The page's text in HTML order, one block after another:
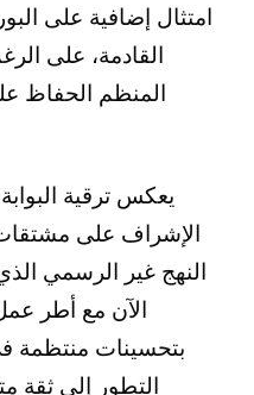
امتثال إضافية على
القادمة، على
المنظم الحفاظ
يعكس ترقية
الإشراف على
النهج غير الرسمي
بتحسينات منتظمة
التطور إلى ثقة